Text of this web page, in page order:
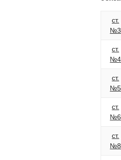
ст.
№3
ст.
№4
ст.
№5
ст.
№6
ст.
№8